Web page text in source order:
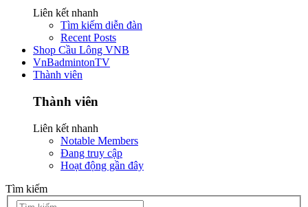
Liên kết nhanh
Tìm kiếm diễn đàn
Recent Posts
Shop Cầu Lông VNB
VnBadmintonTV
Thành viên
Thành viên
Liên kết nhanh
Notable Members
Đang truy cập
Hoạt động gần đây
Tìm kiếm